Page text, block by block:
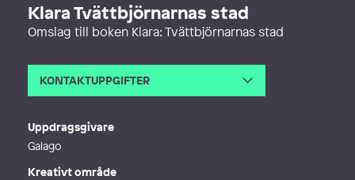
Klara Tvättbjörnarnas stad
Omslag till boken Klara: Tvättbjörnarnas stad
KONTAKTUPPGIFTER
Uppdragsgivare
Galago
Kreativt område